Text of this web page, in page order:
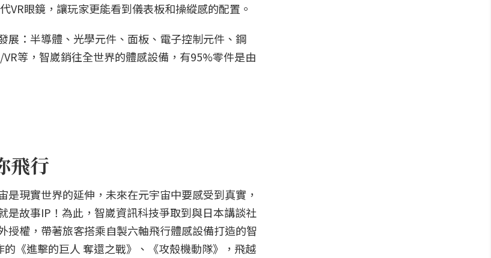
VR眼鏡，讓玩家更能看到儀表板和操縱感的配置。
：半導體、光學元件、面板、電子控制元件、鋼
等，智崴銷往全世界的體感設備，有95%零件是由
飛行
現實世界的延伸，未來在元宇宙中要感受到真實，
故事IP！為此，智崴資訊科技爭取到與日本講談社
權，帶著旅客搭乘自製六軸飛行體感設備打造的智
《進擊的巨人 奪還之戰》、《攻殼機動隊》，飛越